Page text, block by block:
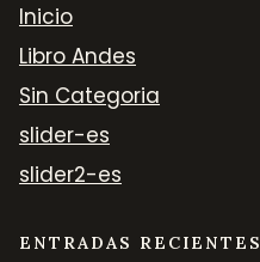
Inicio
Libro Andes
Sin Categoria
slider-es
slider2-es
ENTRADAS RECIENTES